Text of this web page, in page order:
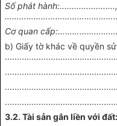
Số phát
Cơ quan
b) Giấy tờ khác về quyền
3.2. Tài sản gắn liền với đất: